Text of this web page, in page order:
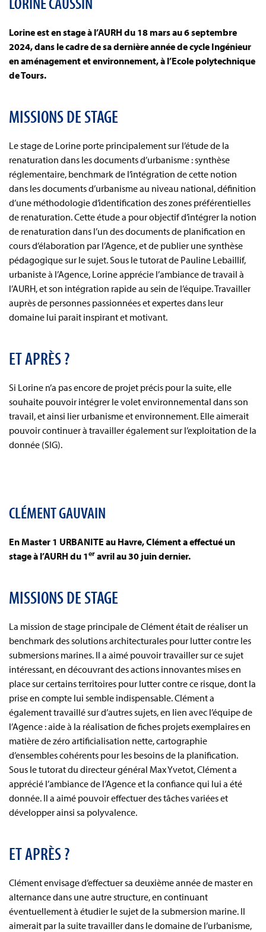
Lorine est en stage à l’AURH du 18 mars au 6 septembre
2024, dans le cadre de sa dernière année de cycle Ingénieur
en aménagement et environnement, à l’Ecole polytechnique
de Tours.
MISSIONS DE STAGE
Le stage de Lorine porte principalement sur l’étude de la
renaturation dans les documents d’urbanisme : synthèse
réglementaire, benchmark de l’intégration de cette notion
dans les documents d’urbanisme au niveau national, définition
d’une méthodologie d’identification des zones préférentielles
de renaturation. Cette étude a pour objectif d’intégrer la notion
de renaturation dans l’un des documents de planification en
cours d’élaboration par l’Agence, et de publier une synthèse
pédagogique sur le sujet. Sous le tutorat de Pauline Lebaillif,
urbaniste à l’Agence, Lorine apprécie l’ambiance de travail à
l’AURH, et son intégration rapide au sein de l’équipe. Travailler
auprès de personnes passionnées et expertes dans leur
domaine lui parait inspirant et motivant.
ET APRÈS ?
Si Lorine n’a pas encore de projet précis pour la suite, elle
souhaite pouvoir intégrer le volet environnemental dans son
travail, et ainsi lier urbanisme et environnement. Elle aimerait
pouvoir continuer à travailler également sur l’exploitation de la
donnée (SIG).
CLÉMENT GAUVAIN
En Master 1 URBANITE au Havre, Clément a effectué un
stage à l’AURH du 1er avril au 30 juin dernier.
MISSIONS DE STAGE
La mission de stage principale de Clément était de réaliser un
benchmark des solutions architecturales pour lutter contre les
submersions marines. Il a aimé pouvoir travailler sur ce sujet
intéressant, en découvrant des actions innovantes mises en
place sur certains territoires pour lutter contre ce risque, dont la
prise en compte lui semble indispensable. Clément a
également travaillé sur d’autres sujets, en lien avec l’équipe de
l’Agence : aide à la réalisation de fiches projets exemplaires en
matière de zéro artificialisation nette, cartographie
d’ensembles cohérents pour les besoins de la planification.
Sous le tutorat du directeur général Max Yvetot, Clément a
apprécié l’ambiance de l’Agence et la confiance qui lui a été
donnée. Il a aimé pouvoir effectuer des tâches variées et
développer ainsi sa polyvalence.
ET APRÈS ?
Clément envisage d’effectuer sa deuxième année de master en
alternance dans une autre structure, en continuant
éventuellement à étudier le sujet de la submersion marine. Il
aimerait par la suite travailler dans le domaine de l’urbanisme,